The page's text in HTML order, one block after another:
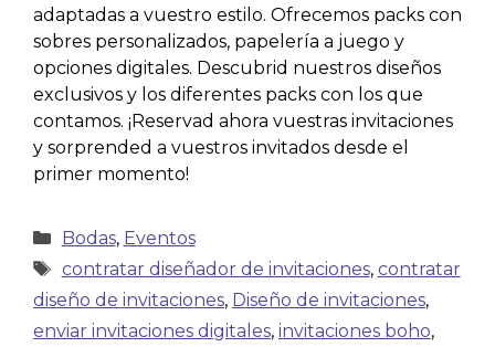
adaptadas a vuestro estilo. Ofrecemos packs con
sobres personalizados, papelería a juego y
opciones digitales. Descubrid nuestros diseños
exclusivos y los diferentes packs con los que
contamos. ¡Reservad ahora vuestras invitaciones
y sorprended a vuestros invitados desde el
primer momento!
Bodas, Eventos
contratar diseñador de invitaciones, contratar
diseño de invitaciones, Diseño de invitaciones,
enviar invitaciones digitales, invitaciones boho,